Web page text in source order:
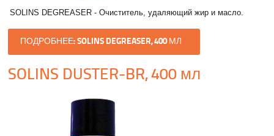
SOLINS DEGREASER - Очиститель, удаляющий жир и масло.
ПОДРОБНЕЕ: SOLINS DEGREASER, 400 МЛ
SOLINS DUSTER-BR, 400 мл